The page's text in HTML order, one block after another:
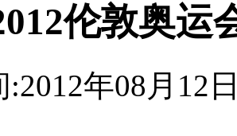
伦敦奥运
年08月12